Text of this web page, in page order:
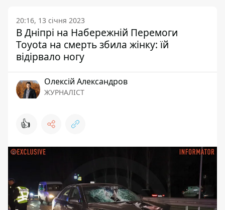
20:16, 13 січня 2023
В Дніпрі на Набережній Перемоги
Toyota на смерть збила жінку: їй
відірвало ногу
Олексій Александров
ЖУРНАЛІСТ
👍